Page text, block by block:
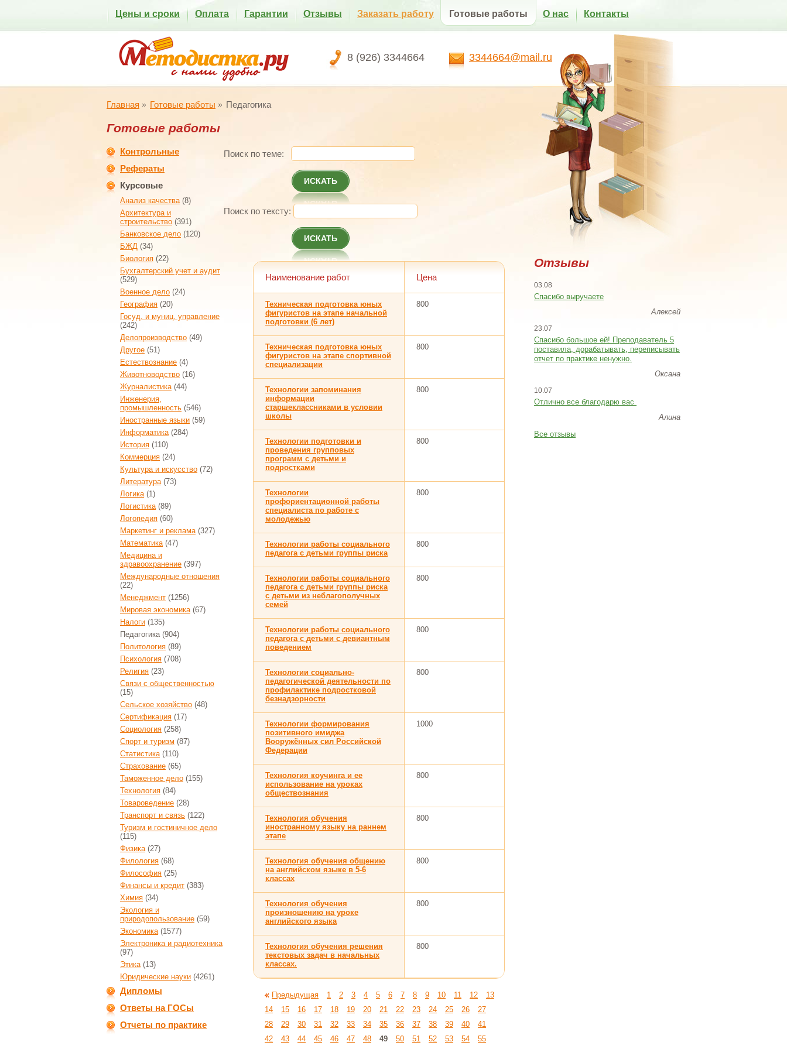
8 (926) 3344664 3344664@mail.ru
Цены и сроки Оплата Гарантии Отзывы Заказать работу Готовые работы О нас Контакты
Главная Готовые работы Педагогика
Готовые работы
Контрольные
Рефераты
Курсовые
Анализ качества(8)
Архитектура и
строительство (391)
Банковское дело (120)
БЖД (34)
Биология (22)
Бухгалтерский учет и аудит
(529)
Военное дело (24)
География (20)
Госуд. и муниц. управление
(242)
Делопроизводство (49)
Другое (51)
Естествознание (4)
Животноводство (16)
Журналистика(44)
Инженерия,
промышленность (546)
Иностранные языки (59)
Информатика(284)
История (110)
Коммерция (24)
Культура и искусство (72)
Литература(73)
Логика(1)
Логистика(89)
Логопедия (60)
Маркетинг и реклама(327)
Математика(47)
Медицина и
здравоохранение (397)
Международные отношения
(22)
Менеджмент (1256)
Мировая экономика(67)
Налоги (135)
Педагогика(904)
Политология (89)
Психология (708)
Религия (23)
Связи с общественностью
(15)
Сельское хозяйство (48)
Сертификация (17)
Социология (258)
Спорт и туризм (87)
Статистика(110)
Страхование (65)
Таможенное дело (155)
Технология (84)
Товароведение (28)
Транспорт и связь (122)
Туризм и гостиничное дело
(115)
Физика(27)
Филология (68)
Философия (25)
Финансы и кредит (383)
Химия (34)
Экология и
природопользование (59)
Экономика(1577)
Электроника и радиотехника
(97)
Этика(13)
Юридические науки (4261)
Дипломы
Ответы на ГОСы
Отчеты по практике
Поиск по теме:
ИСКАТЬ
Поиск по тексту:
ИСКАТЬ
Наименование работ Цена
Техническая подготовка юных
фигуристов на этапе начальной
подготовки (6 лет)
800
Техническая подготовка юных
фигуристов на этапе спортивной
специализации
800
Технологии запоминания
информации
старшеклассниками в условии
школы
800
Технологии подготовки и
проведения групповых
программ с детьми и
подростками
800
Технологии
профориентационной работы
специалиста по работе с
молодежью
800
Технологии работы социального
педагога с детьми группы риска
800
Технологии работы социального
педагога с детьми группы риска
с детьми из неблагополучных
семей
800
Технологии работы социального
педагога с детьми с девиантным
поведением
800
Технологии социально-
педагогической деятельности по
профилактике подростковой
безнадзорности
800
Технологии формирования
позитивного имиджа
Вооружённых сил Российской
Федерации
1000
Технология коучинга и ее
использование на уроках
обществознания
800
Технология обучения
иностранному языку на раннем
этапе
800
Технология обучения общению
на английском языке в 5-6
классах
800
Технология обучения
произношению на уроке
английского языка
800
Технология обучения решения
текстовых задач в начальных
классах.
800
Предыдущая 1 2 3 4 5 6 7 8 9 10 11 12
13
14
15 16 17 18 19 20 21 22 23 24 25 26
27
28
29 30 31 32 33 34 35 36 37 38 39 40
41
42
43 44 45 46 47 48 49 50 51 52 53 54 55
Отзывы
03.08
Спасибо выручаете
Алексей
23.07
Cпасибо большое ей! Преподаватель 5
поставила, дорабатывать, переписывать
отчет по практике ненужно.
Оксана
10.07
Отлично все благодарю вас
Алина
Все отзывы